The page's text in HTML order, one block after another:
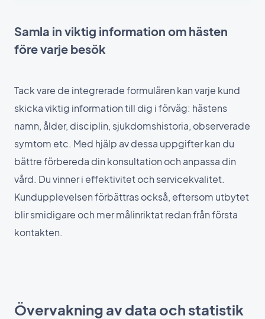
Samla in viktig information om hästen
före varje besök
Tack vare de integrerade formulären kan varje kund
skicka viktig information till dig i förväg: hästens
namn, ålder, disciplin, sjukdomshistoria, observerade
symtom etc. Med hjälp av dessa uppgifter kan du
bättre förbereda din konsultation och anpassa din
vård. Du vinner i effektivitet och servicekvalitet.
Kundupplevelsen förbättras också, eftersom utbytet
blir smidigare och mer målinriktat redan från första
kontakten.
Övervakning av data och statistik